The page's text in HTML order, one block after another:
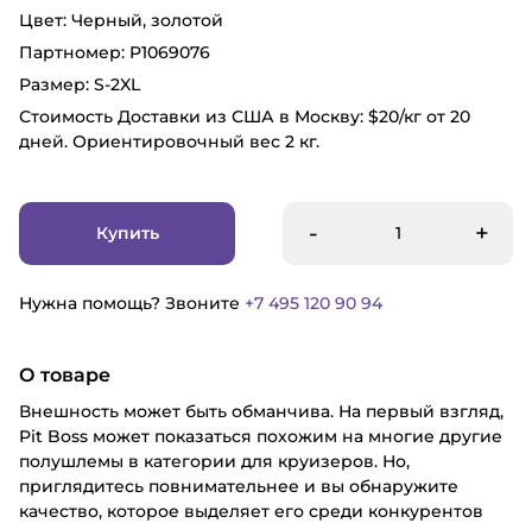
Цвет: Черный, золотой
Партномер: P1069076
Размер: S-2XL
Стоимость Доставки из США в Москву: $20/кг от 20
дней. Ориентировочный вес 2 кг.
Купить - +
Нужна помощь? Звоните +7 495 120 90 94
О товаре
Внешность может быть обманчива. На первый взгляд,
Pit Boss может показаться похожим на многие другие
полушлемы в категории для круизеров. Но,
приглядитесь повнимательнее и вы обнаружите
качество, которое выделяет его среди конкурентов